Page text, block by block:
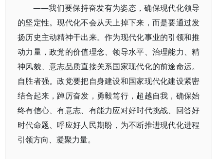
——我们要保持奋发有为姿态，确保现代化领导
的坚定性。现代化不会从天上掉下来，而是要通过发
扬历史主动精神干出来。作为现代化事业的引领和推
动力量，政党的价值理念、领导水平、治理能力、精
神风貌、意志品质直接关系国家现代化的前途命运。
自胜者强。政党要把自身建设和国家现代化建设紧密
结合起来，踔厉奋发，勇毅笃行，超越自我，确保始
终有信心、有意志、有能力应对好时代挑战、回答好
时代命题、呼应好人民期盼，为不断推进现代化进程
引领方向、凝聚力量。